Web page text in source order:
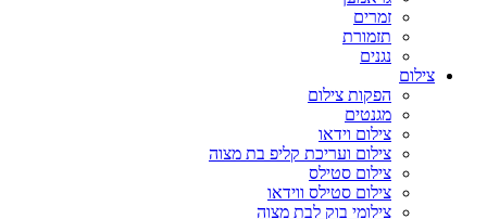
זמרים
תזמורת
נגנים
צילום
הפקות צילום
מגנטים
צילום וידאו
צילום ועריכת קליפ בת מצוה
צילום סטילס
צילום סטילס ווידאו
צילומי בוק לבת מצוה